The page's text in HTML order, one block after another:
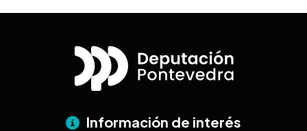
Información de interés